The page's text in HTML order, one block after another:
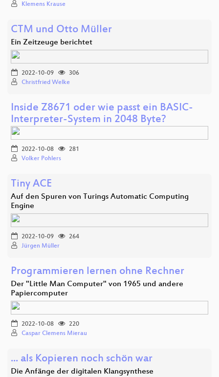
Klemens Krause
CTM und Otto Müller
Ein Zeitzeuge berichtet
2022-10-09
306
Christfried Welke
Inside Z8671 oder wie passt ein BASIC-
Interpreter-System in 2048 Byte?
2022-10-08
281
Volker Pohlers
Tiny ACE
Auf den Spuren von Turings Automatic Computing
Engine
2022-10-09
264
Jürgen Müller
Programmieren lernen ohne Rechner
Der "Little Man Computer" von 1965 und andere
Papiercomputer
2022-10-08
220
Caspar Clemens Mierau
... als Kopieren noch schön war
Die Anfänge der digitalen Klangsynthese